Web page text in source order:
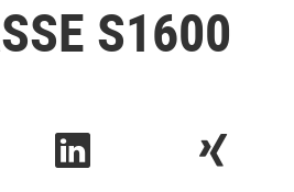
S1600